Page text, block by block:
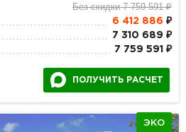
Без скидки 7 759 591 ₽
6 412 886 ₽
7 310 689 ₽
7 759 591 ₽
ПОЛУЧИТЬ РАСЧЕТ
ЭКО